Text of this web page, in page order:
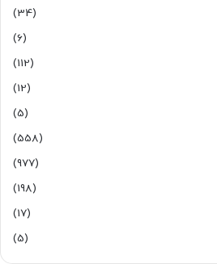
(34)
(6)
(112)
(12)
(5)
(558)
(977)
(198)
(17)
(5)